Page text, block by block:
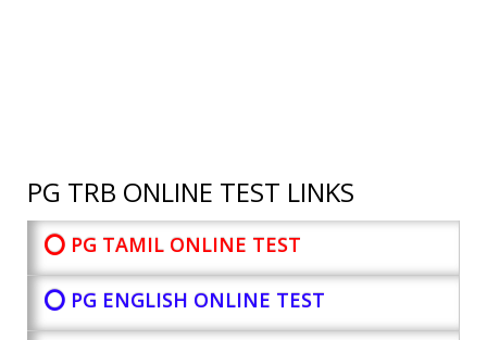
PG TRB ONLINE TEST LINKS
⭕ PG TAMIL ONLINE TEST
⭕ PG ENGLISH ONLINE TEST